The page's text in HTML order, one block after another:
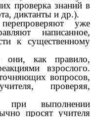
проверка знаний в
диктанты и др.).
уже
написанное,
к существенному
как правило,
взрослого.
вопросов,
проверяя,
выполнении
просят учителя